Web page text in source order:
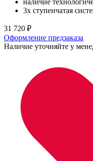
наличие
3х ступенчатая
31 720 ₽
Оформление предзаказа
Наличие уточняйте у